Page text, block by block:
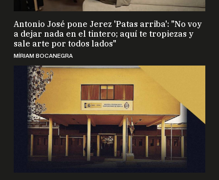
Antonio José pone Jerez 'Patas arriba': "No voy
a dejar nada en el tintero; aquí te tropiezas y
sale arte por todos lados"
MÍRIAM BOCANEGRA